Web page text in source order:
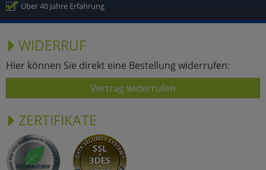
Über 40 Jahre Erfahrung
WIDERRUF
Hier können Sie direkt eine Bestellung widerrufen:
Vertrag widerrufen
ZERTIFIKATE